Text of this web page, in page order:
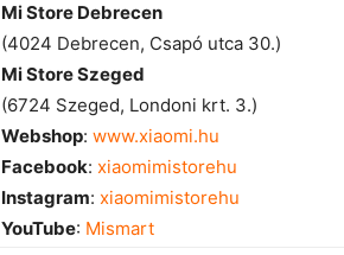
Mi Store Debrecen
(4024 Debrecen, Csapó utca 30.)
Mi Store Szeged
(6724 Szeged, Londoni krt. 3.)
Webshop: www.xiaomi.hu
Facebook: xiaomimistorehu
Instagram: xiaomimistorehu
YouTube: Mismart